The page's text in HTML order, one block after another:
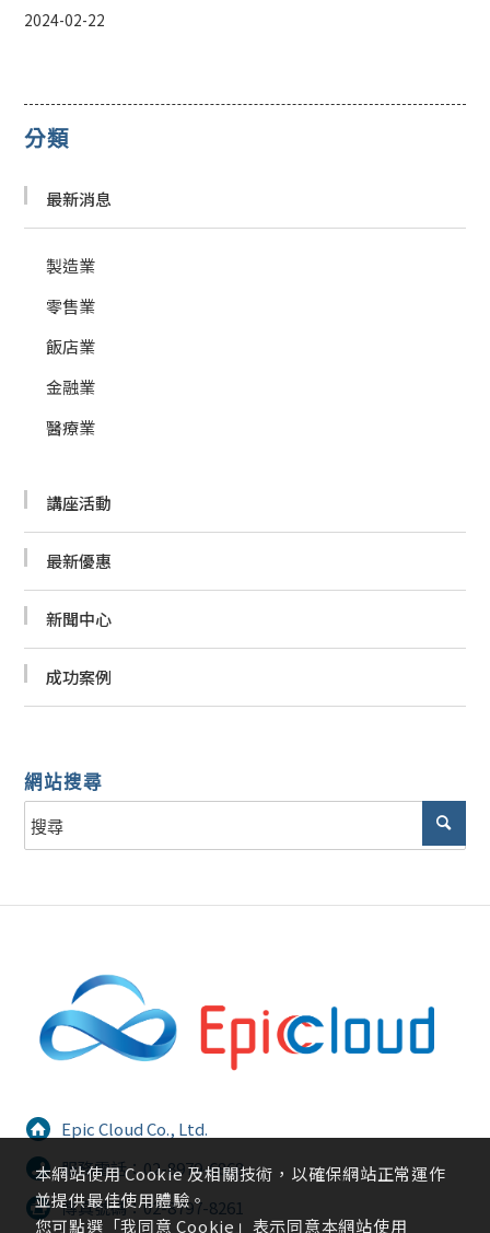
2024-02-22
分類
最新消息
製造業
零售業
飯店業
金融業
醫療業
講座活動
最新優惠
新聞中心
成功案例
網站搜尋
Epic Cloud Co., Ltd.
服務電話：02-8979-6868
傳真號碼：02-8797-8261
本網站使用 Cookie 及相關技術，以確保網站正常運作
並提供最佳使用體驗。
您可點選「我同意 Cookie」表示同意本網站使用